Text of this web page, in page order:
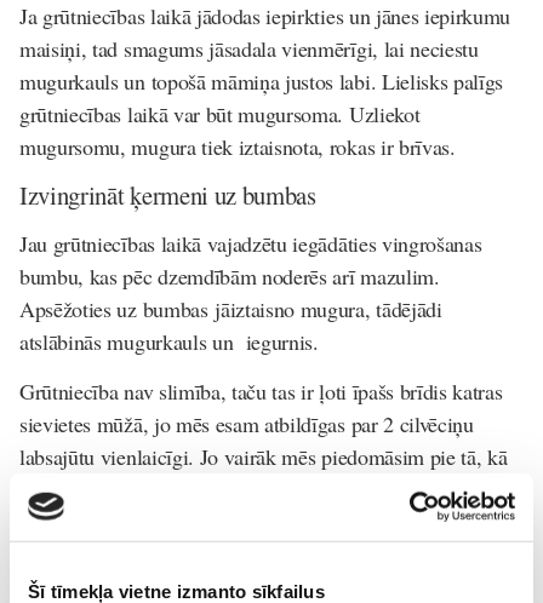
Šī tīmekļa vietne izmanto sīkfailus
Ja grūtniecības laikā jādodas iepirkties un jānes iepirkumu
maisiņi, tad smagums jāsadala vienmērīgi, lai neciestu
mugurkauls un topošā māmiņa justos labi. Lielisks palīgs
grūtniecības laikā var būt mugursoma. Uzliekot
mugursomu, mugura tiek iztaisnota, rokas ir brīvas.
Izvingrināt ķermeni uz bumbas
Jau grūtniecības laikā vajadzētu iegādāties vingrošanas
bumbu, kas pēc dzemdībām noderēs arī mazulim.
Apsēžoties uz bumbas jāiztaisno mugura, tādējādi
atslābinās mugurkauls un iegurnis.
Grūtniecība nav slimība, taču tas ir ļoti īpašs brīdis katras
sievietes mūžā, jo mēs esam atbildīgas par 2 cilvēciņu
labsajūtu vienlaicīgi. Jo vairāk mēs piedomāsim pie tā, kā
kustamies grūtniecības laikā, jo saulaināks gan mums, gan
mazulītim šķitīs gaidīšanas laiks.